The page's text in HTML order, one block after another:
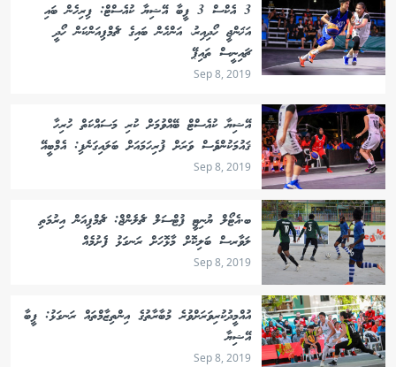
3 އެކްސް 3 ފީބާ އޭޝިޔާ ކުއެސްޓް: ފިރިހެން ބައި
އަޚަންޖީ ހޯދިއިރު، އަންހެން ބައިގެ ޗެމްޕިއަންކަން ހޯދީ
ޗައިނީސް ތައިޕޭ
Sep 8, 2019
އޭޝިޔާ ކުއެސްޓް ބޭއްވުމަށް ކުރި މަސައްކަތް ހުރިހާ
ޤައުމަކުންވެސް ވަރަށް ފުރިހަމައަށް ބަލައިގަނެފި: އެމްބީއޭ
Sep 8, 2019
ބ.އެޓޯލް ޔުނިޓީ ފުޓްސަލް ޗެލެންޖް: ޗެމްޕިއަން އިރުމަތި
ލަވާރސް ބަލިކޮށް މާޅޮހަށް ރަނގަޅު ފެށުމެއް
Sep 8, 2019
އުއްމީދުކުރިވަރަށްވުރެ މުބާރާތުގެ އިންތިޒާމްތައް ރަނގަޅު: ފީބާ
އޭޝިޔާ
Sep 8, 2019